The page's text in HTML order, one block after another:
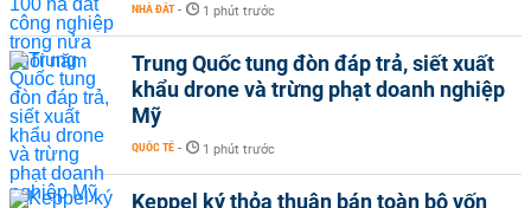
NHÀ ĐẤT - 1 phút trước
Trung Quốc tung đòn đáp trả, siết xuất
khẩu drone và trừng phạt doanh nghiệp
Mỹ
QUỐC TẾ - 1 phút trước
Keppel ký thỏa thuận bán toàn bộ vốn